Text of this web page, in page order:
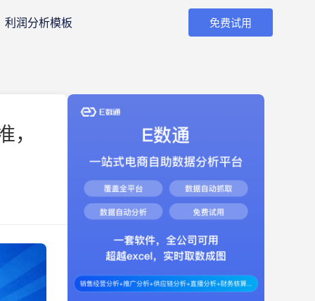
利润分析模板 免费试用